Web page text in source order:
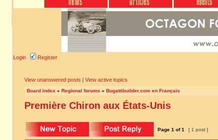
Login Register
View unanswered posts | View active topics
Board index » Regional forums » Bugattibuilder.com en Français
Première Chiron aux États-Unis
Page 1 of1 [ 1 post ]